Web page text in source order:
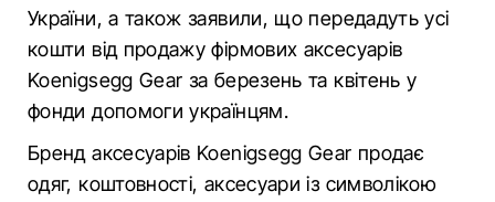
України, а також заявили, що передадуть усі
кошти від продажу фірмових аксесуарів
Koenigsegg Gear за березень та квітень у
фонди допомоги українцям.
Бренд аксесуарів Koenigsegg Gear продає
одяг, коштовності, аксесуари із символікою